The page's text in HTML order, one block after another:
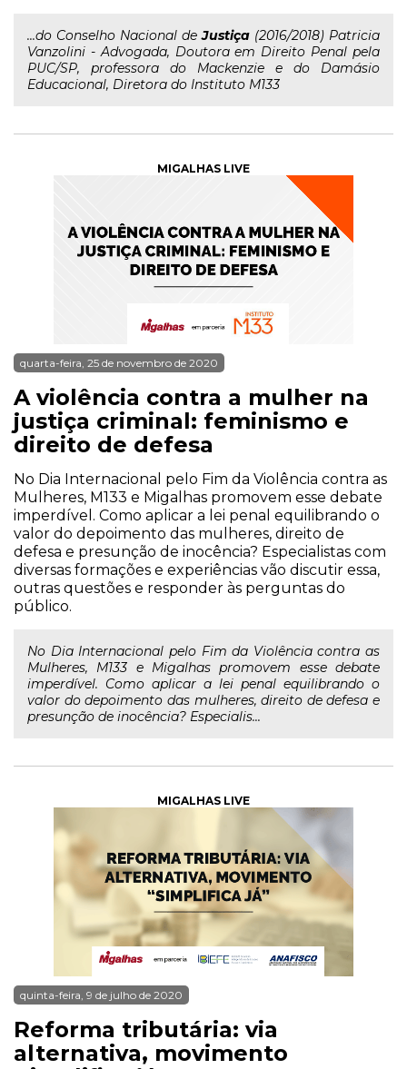
...do Conselho Nacional deJustiça (2016/2018) Patricia
Vanzolini - Advogada, Doutora em Direito Penal pela
PUC/SP, professora do Mackenzie e do Damásio
Educacional, Diretora do Instituto M133
MIGALHAS LIVE
quarta-feira, 25 de novembro de 2020
A violência contra a mulher na
justiça criminal: feminismo e
direito de defesa
No Dia Internacional pelo Fim da Violência contra as
Mulheres, M133 e Migalhas promovem esse debate
imperdível. Como aplicar a lei penal equilibrando o
valor do depoimento das mulheres, direito de
defesa e presunção de inocência? Especialistas com
diversas formações e experiências vão discutir essa,
outras questões e responder às perguntas do
público.
No Dia Internacional pelo Fim da Violência contra as
Mulheres, M133 e Migalhas promovem esse debate
imperdível. Como aplicar a lei penal equilibrando o
valor do depoimento das mulheres, direito de defesa e
presunção de inocência? Especialis...
MIGALHAS LIVE
quinta-feira, 9 de julho de 2020
Reforma tributária: via
alternativa, movimento